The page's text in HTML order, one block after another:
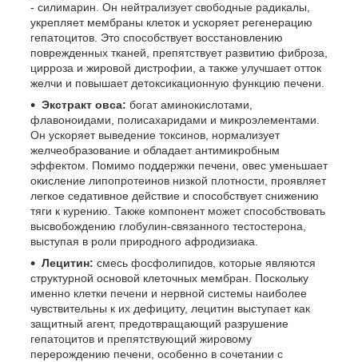
- силимарин. Он нейтрализует свободные радикалы,
укрепляет мембраны клеток и ускоряет регенерацию
гепатоцитов. Это способствует восстановлению
поврежденных тканей, препятствует развитию фиброза,
цирроза и жировой дистрофии, а также улучшает отток
желчи и повышает детоксикационную функцию печени.
Экстракт овса: богат аминокислотами,
флавоноидами, полисахаридами и микроэлементами.
Он ускоряет выведение токсинов, нормализует
желчеобразование и обладает антимикробным
эффектом. Помимо поддержки печени, овес уменьшает
окисление липопротеинов низкой плотности, проявляет
легкое седативное действие и способствует снижению
тяги к курению. Также компонент может способствовать
высвобождению глобулин-связанного тестостерона,
выступая в роли природного афродизиака.
Лецитин: смесь фосфолипидов, которые являются
структурной основой клеточных мембран. Поскольку
именно клетки печени и нервной системы наиболее
чувствительны к их дефициту, лецитин выступает как
защитный агент, предотвращающий разрушение
гепатоцитов и препятствующий жировому
перерождению печени, особенно в сочетании с